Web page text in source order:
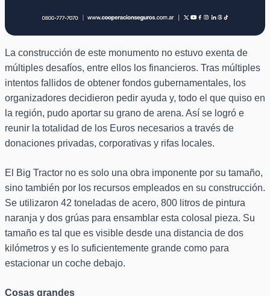
La construcción de este monumento no estuvo exenta de
múltiples desafíos, entre ellos los financieros. Tras múltiples
intentos fallidos de obtener fondos gubernamentales, los
organizadores decidieron pedir ayuda y, todo el que quiso en
la región, pudo aportar su grano de arena. Así se logró e
reunir la totalidad de los Euros necesarios a través de
donaciones privadas, corporativas y rifas locales.
El Big Tractor no es solo una obra imponente por su tamaño,
sino también por los recursos empleados en su construcción.
Se utilizaron 42 toneladas de acero, 800 litros de pintura
naranja y dos grúas para ensamblar esta colosal pieza. Su
tamaño es tal que es visible desde una distancia de dos
kilómetros y es lo suficientemente grande como para
estacionar un coche debajo.
Cosas grandes